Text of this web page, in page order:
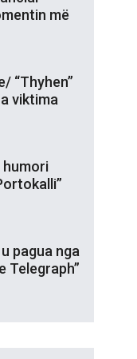
më
“Thyhen”
viktima
humori
pagua nga
Telegraph”